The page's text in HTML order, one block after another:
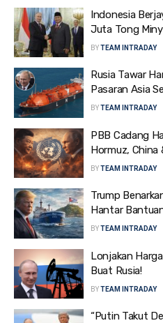
Indonesia
Juta Tong
BYTEAM INTRADAY
Rusia Tawar
Pasaran Asia
BYTEAM INTRADAY
PBB Cadang
Hormuz, China
BYTEAM INTRADAY
Trump
Hantar
BYTEAM INTRADAY
Lonjakan
Buat Rusia!
BYTEAM INTRADAY
“Putin Takut